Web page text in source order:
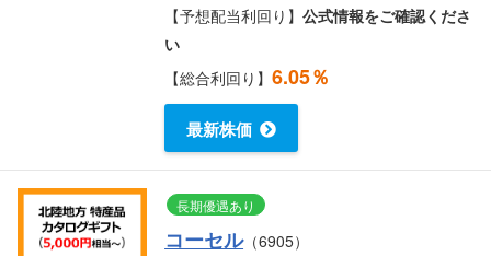
【予想配当利回り】公式情報をご確認くださ
い
【総合利回り】6.05％
最新株価
長期優遇あり
コーセル（6905）